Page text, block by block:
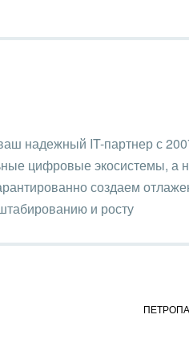
надежный IT-партнер с
цифровые экосистемы, а
создаем
и росту